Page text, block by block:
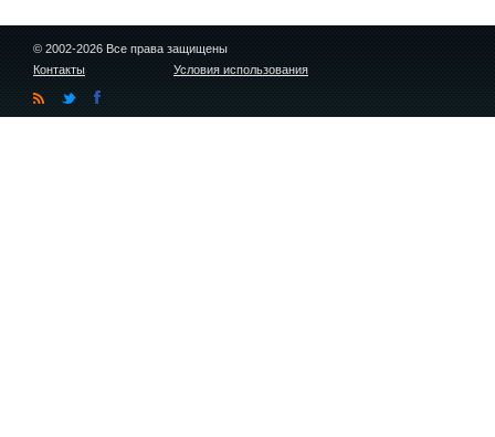
© 2002-2026 Все права защищены
Контакты
Условия использования